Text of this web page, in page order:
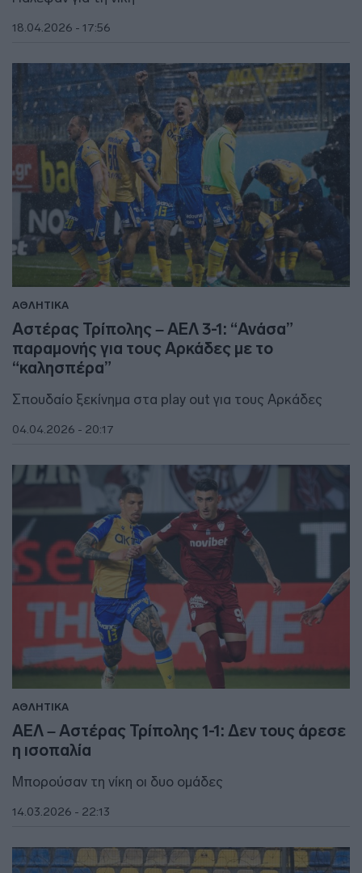
18.04.2026 - 17:56
ΑΘΛΗΤΙΚΑ
Αστέρας Τρίπολης – ΑΕΛ 3-1: “Ανάσα”
παραμονής για τους Αρκάδες με το
“καλησπέρα”
Σπουδαίο ξεκίνημα στα play out για τους Αρκάδες
04.04.2026 - 20:17
ΑΘΛΗΤΙΚΑ
ΑΕΛ – Αστέρας Τρίπολης 1-1: Δεν τους άρεσε
η ισοπαλία
Μπορούσαν τη νίκη οι δυο ομάδες
14.03.2026 - 22:13